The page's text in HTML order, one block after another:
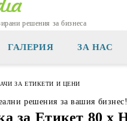
решения за бизнеса
ГАЛЕРИЯ ЗА НАС
ЗА ЕТИКЕТИ И ЦЕНИ
решения за вашия бизнес!
за Етикет 80 х